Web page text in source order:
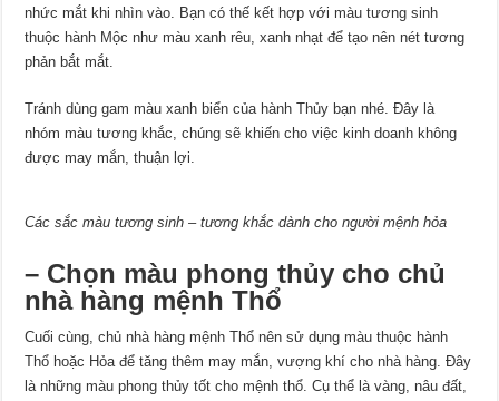
nhức mắt khi nhìn vào. Bạn có thế kết hợp với màu tương sinh
thuộc hành Mộc như màu xanh rêu, xanh nhạt để tạo nên nét tương
phản bắt mắt.
Tránh dùng gam màu xanh biển của hành Thủy bạn nhé. Đây là
nhóm màu tương khắc, chúng sẽ khiến cho việc kinh doanh không
được may mắn, thuận lợi.
Các sắc màu tương sinh – tương khắc dành cho người mệnh hỏa
– Chọn màu phong thủy cho chủ
nhà hàng mệnh Thổ
Cuối cùng, chủ nhà hàng mệnh Thổ nên sử dụng màu thuộc hành
Thổ hoặc Hỏa để tăng thêm may mắn, vượng khí cho nhà hàng. Đây
là những màu phong thủy tốt cho mệnh thổ. Cụ thể là vàng, nâu đất,